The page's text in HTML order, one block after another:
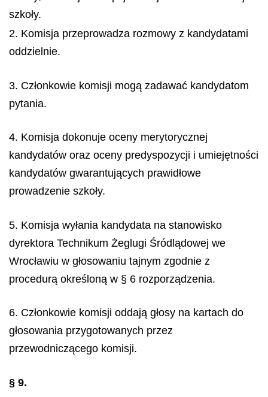
szkoły.
2. Komisja przeprowadza rozmowy z kandydatami
oddzielnie.
3. Członkowie komisji mogą zadawać kandydatom
pytania.
4. Komisja dokonuje oceny merytorycznej
kandydatów oraz oceny predyspozycji i umiejętności
kandydatów gwarantujących prawidłowe
prowadzenie szkoły.
5. Komisja wyłania kandydata na stanowisko
dyrektora Technikum Żeglugi Śródlądowej we
Wrocławiu w głosowaniu tajnym zgodnie z
procedurą określoną w § 6 rozporządzenia.
6. Członkowie komisji oddają głosy na kartach do
głosowania przygotowanych przez
przewodniczącego komisji.
§ 9.